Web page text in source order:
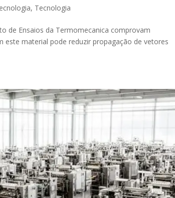
, Tecnologia
de Ensaios da Termomecanica comprovam
este material pode reduzir propagação de vetores